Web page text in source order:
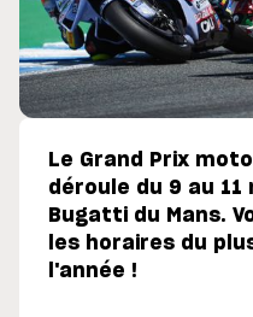
Le Grand Prix
déroule du 9 au
Bugatti du Mans.
les horaires du
l'année !